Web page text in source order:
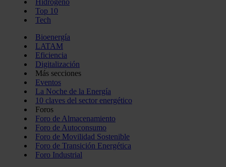
Hidrógeno
Top 10
Tech
Bioenergía
LATAM
Eficiencia
Digitalización
Más secciones
Eventos
La Noche de la Energía
10 claves del sector energético
Foros
Foro de Almacenamiento
Foro de Autoconsumo
Foro de Movilidad Sostenible
Foro de Transición Energética
Foro Industrial